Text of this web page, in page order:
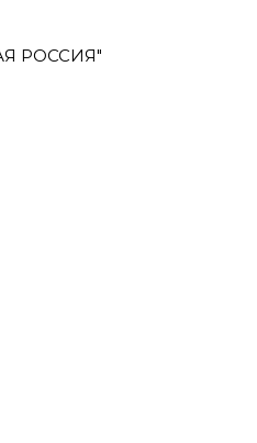
РОССИЯ"